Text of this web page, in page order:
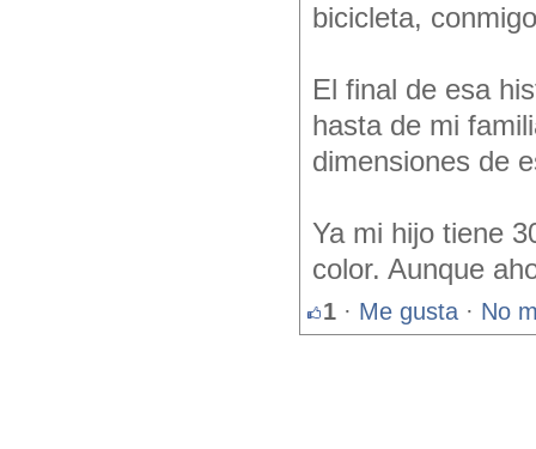
bicicleta,
El final de esa
hasta de mi
dimensiones de
Ya mi hijo tiene
color. Aunque
1 · Me gusta · No